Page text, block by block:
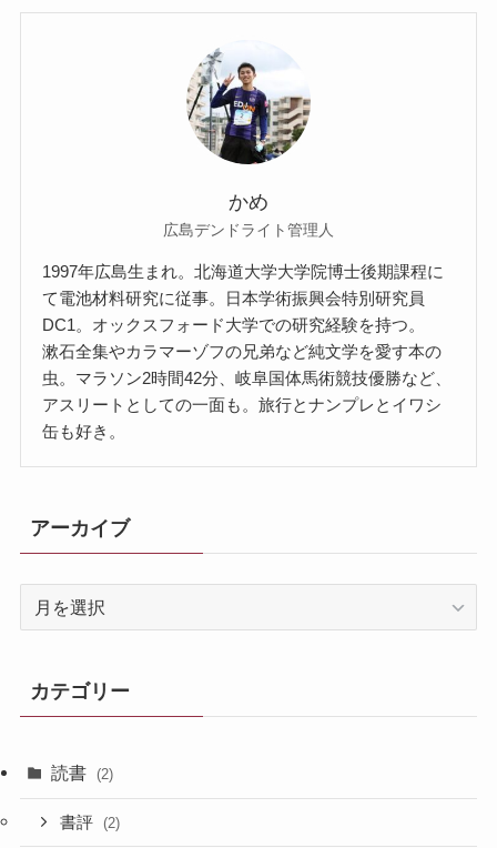
かめ
広島デンドライト管理人
1997年広島生まれ。北海道大学大学院博士後期課程に
て電池材料研究に従事。日本学術振興会特別研究員
DC1。オックスフォード大学での研究経験を持つ。
漱石全集やカラマーゾフの兄弟など純文学を愛す本の
虫。マラソン2時間42分、岐阜国体馬術競技優勝など、
アスリートとしての一面も。旅行とナンプレとイワシ
缶も好き。
アーカイブ
ブ
カテゴリー
読書 (2)
書評 (2)